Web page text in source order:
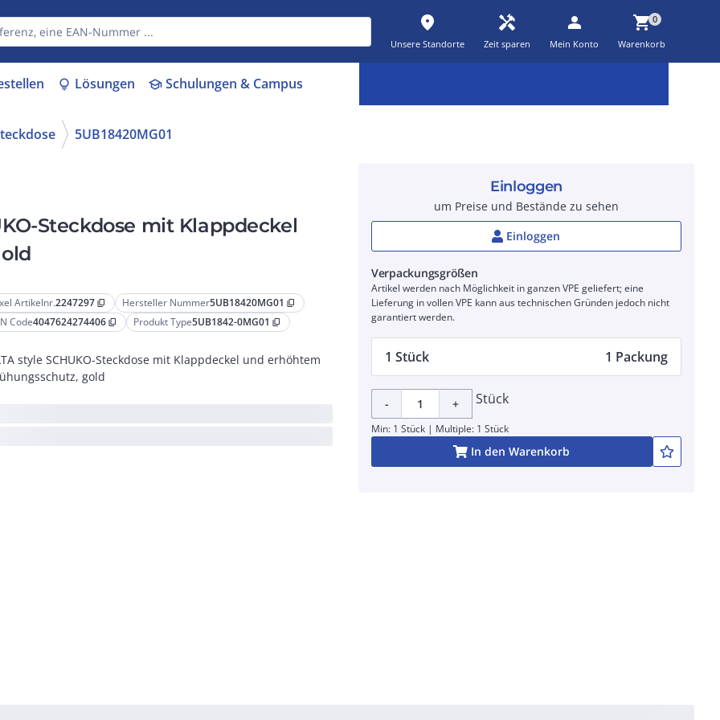
place
Unsere Standorte
handyman
Zeit sparen
person
Mein Konto
shopping_cart0
Warenkorb
lightbulb Lösungen schoolSchulungen & Campus
5UB18420MG01
Steckdose mit Klappdeckel
Artikelnr.2247297 content_copy Hersteller Nummer5UB18420MG01 content_copy
Code4047624274406 content_copy Produkt Type5UB1842-0MG01 content_copy
style SCHUKO-Steckdose mit Klappdeckel und erhöhtem
gold
Einloggen
um Preise und Bestände zu sehen
Einloggen
Verpackungsgrößen
Artikel werden nach Möglichkeit in ganzen VPE geliefert; eine
Lieferung in vollen VPE kann aus technischen Gründen jedoch nicht
garantiert werden.
1 Stück 1 Packung
- + Stück
Min: 1 Stück | Multiple: 1 Stück
In den Warenkorb